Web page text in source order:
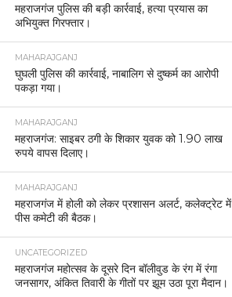
महराजगंज पुलिस की बड़ी कार्रवाई, हत्या प्रयास का
अभियुक्त गिरफ्तार।
MAHARAJGANJ
घुघली पुलिस की कार्रवाई, नाबालिग से दुष्कर्म का आरोपी
पकड़ा गया।
MAHARAJGANJ
महराजगंज: साइबर ठगी के शिकार युवक को 1.90 लाख
रुपये वापस दिलाए।
MAHARAJGANJ
महराजगंज में होली को लेकर प्रशासन अलर्ट, कलेक्ट्रेट में
पीस कमेटी की बैठक।
UNCATEGORIZED
महराजगंज महोत्सव के दूसरे दिन बॉलीवुड के रंग में रंगा
जनसागर, अंकित तिवारी के गीतों पर झूम उठा पूरा मैदान।